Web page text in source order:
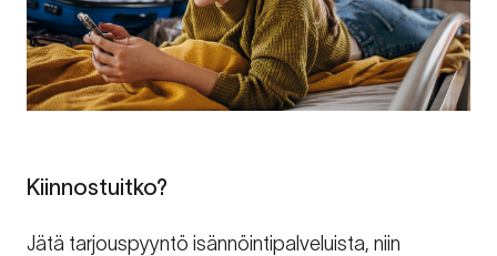
Kiinnostuitko?
Jätä tarjouspyyntö isännöintipalveluista, niin